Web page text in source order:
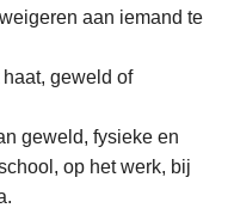
aan iemand te
geweld of
geweld, fysieke en
op het werk, bij